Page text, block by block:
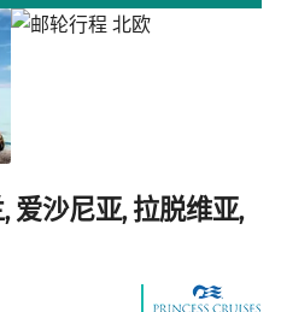
爱沙尼亚, 拉脱维亚,